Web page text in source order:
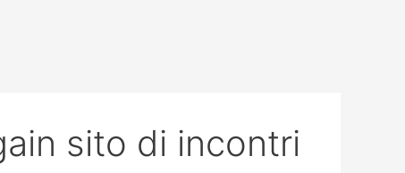
sito di incontri